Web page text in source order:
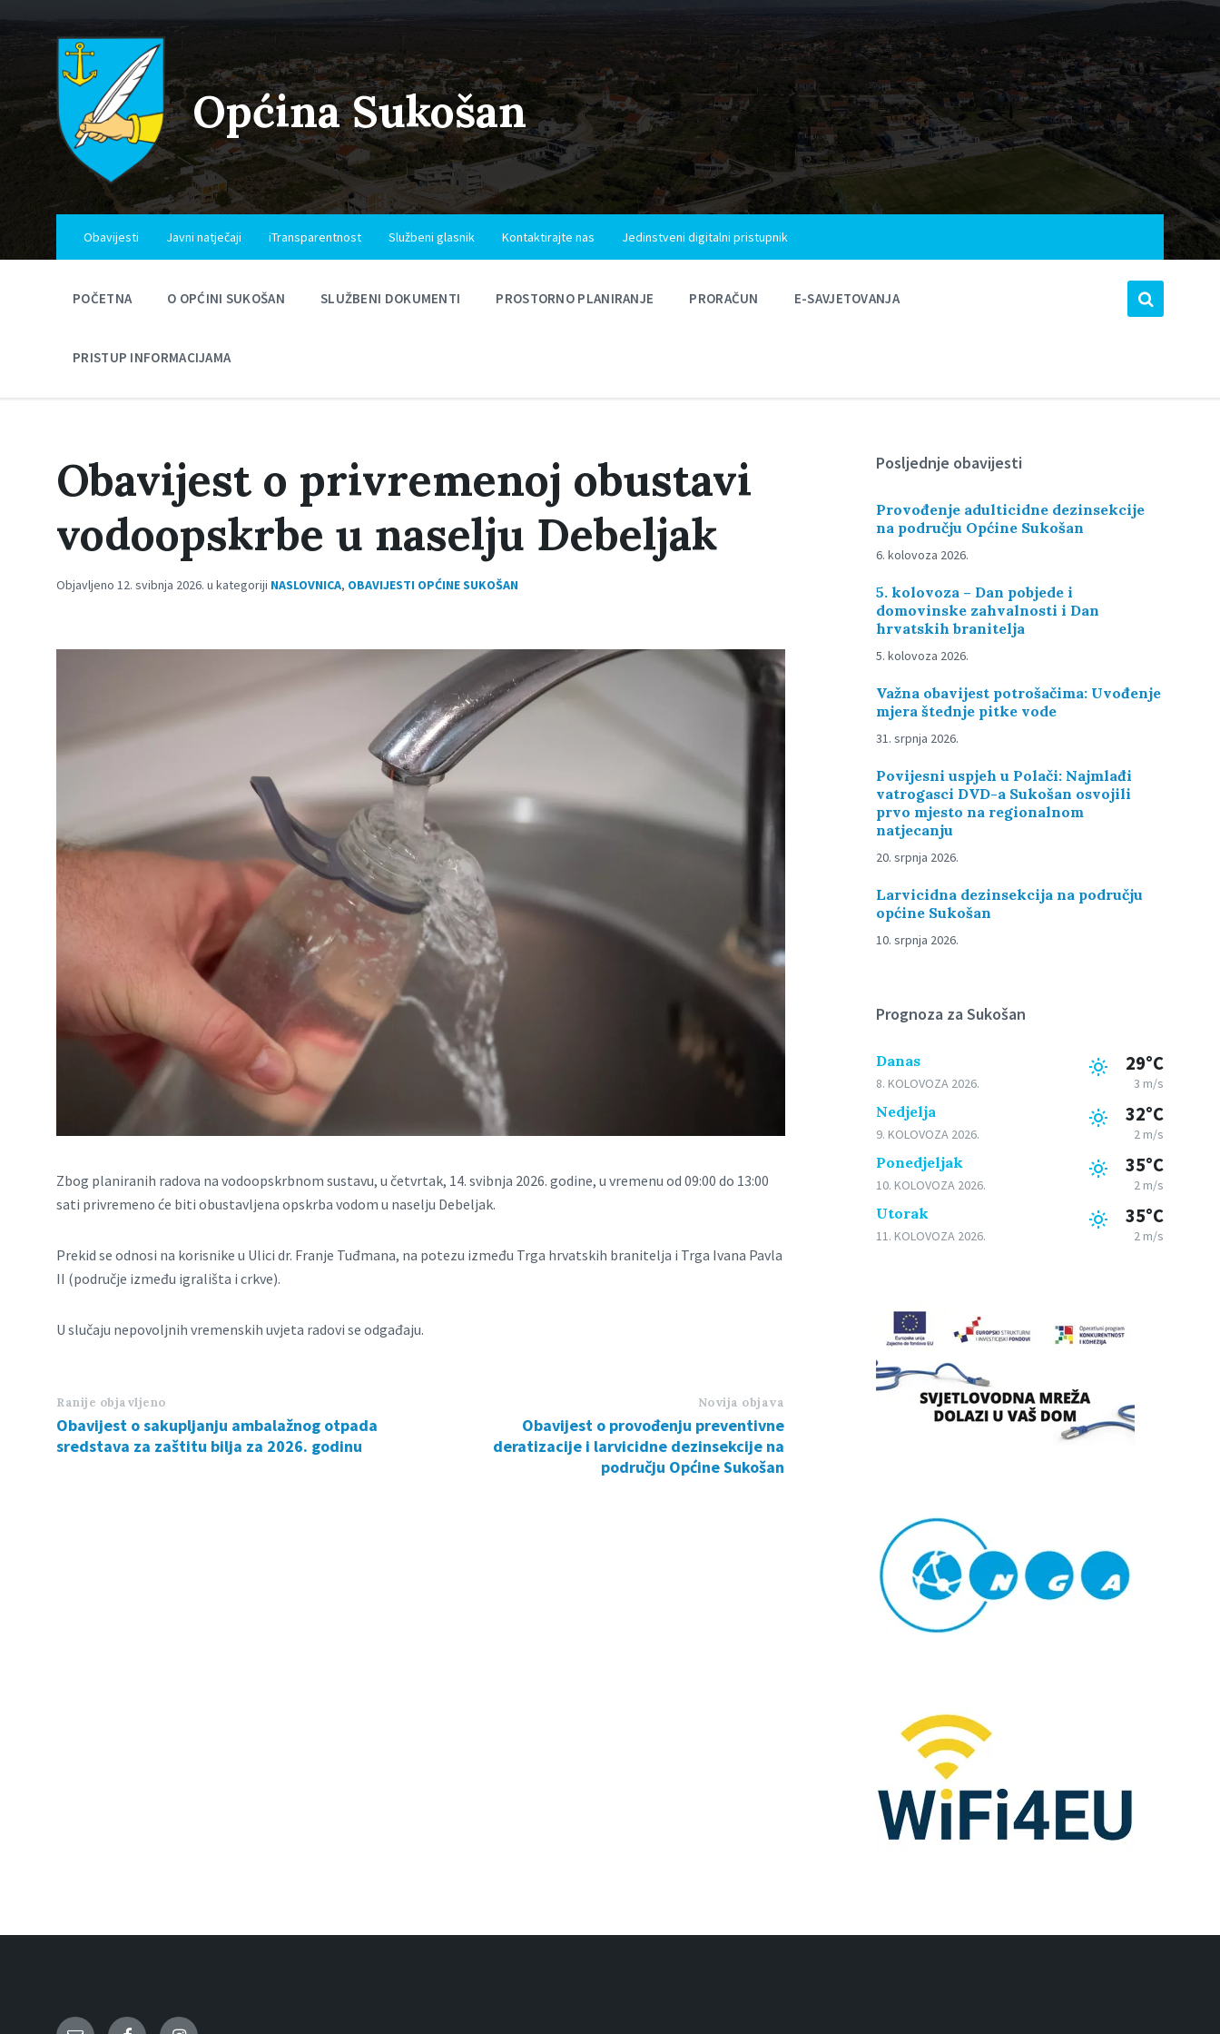
to
content
to
navigation
to
Općina Sukošan
Obavijesti Javni natječaji iTransparentnost Službeni glasnik Kontaktirajte nas Jedinstveni digitalni pristupnik
POČETNA O OPĆINI SUKOŠAN SLUŽBENI DOKUMENTI PROSTORNO PLANIRANJE PRORAČUN E-SAVJETOVANJA
PRISTUP INFORMACIJAMA
Obavijest o privremenoj obustavi
vodoopskrbe u naselju Debeljak
Objavljeno 12. svibnja 2026. u kategoriji NASLOVNICA, OBAVIJESTI OPĆINE SUKOŠAN
Zbog planiranih radova na vodoopskrbnom sustavu, u četvrtak, 14. svibnja 2026. godine, u vremenu od 09:00 do 13:00
sati privremeno će biti obustavljena opskrba vodom u naselju Debeljak.
Prekid se odnosi na korisnike u Ulici dr. Franje Tuđmana, na potezu između Trga hrvatskih branitelja i Trga Ivana Pavla
II (područje između igrališta i crkve).
U slučaju nepovoljnih vremenskih uvjeta radovi se odgađaju.
Ranije objavljeno
Obavijest o sakupljanju ambalažnog otpada
sredstava za zaštitu bilja za 2026. godinu
Novija objava
Obavijest o provođenju preventivne
deratizacije i larvicidne dezinsekcije na
području Općine Sukošan
Posljednje obavijesti
Provođenje adulticidne dezinsekcije
na području Općine Sukošan
6. kolovoza 2026.
5. kolovoza – Dan pobjede i
domovinske zahvalnosti i Dan
hrvatskih branitelja
5. kolovoza 2026.
Važna obavijest potrošačima: Uvođenje
mjera štednje pitke vode
31. srpnja 2026.
Povijesni uspjeh u Polači: Najmlađi
vatrogasci DVD-a Sukošan osvojili
prvo mjesto na regionalnom
natjecanju
20. srpnja 2026.
Larvicidna dezinsekcija na području
općine Sukošan
10. srpnja 2026.
Prognoza za Sukošan
Danas
8. KOLOVOZA 2026.
29°C
3 m/s
Nedjelja
9. KOLOVOZA 2026.
32°C
2 m/s
Ponedjeljak
10. KOLOVOZA 2026.
35°C
2 m/s
Utorak
11. KOLOVOZA 2026.
35°C
2 m/s